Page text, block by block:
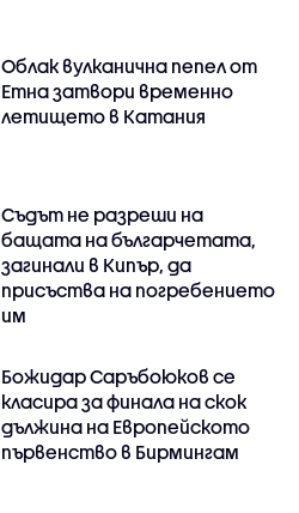
Облак вулканична пепел от
Етна затвори временно
летището в Катания
Съдът не разреши на
бащата на българчетата,
загинали в Кипър, да
присъства на погребението
им
Божидар Саръбоюков се
класира за финала на скок
дължина на Европейското
първенство в Бирмингам